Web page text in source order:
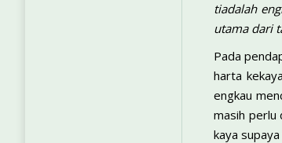
tiadalah
utama dari
Pada
harta
engkau
masih perlu
kaya